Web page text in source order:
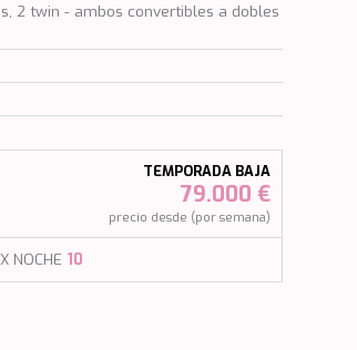
2 twin - ambos convertibles a dobles
TEMPORADA BAJA
79.000 €
precio desde (por semana)
NOCHE 10